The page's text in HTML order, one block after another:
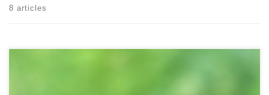
8 articles